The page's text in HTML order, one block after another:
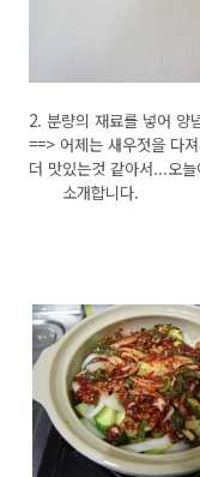
2. 분량의 재료를 넣어 양
==> 어제는 새우젓을 다
더 맛있는것 같아서...오
소개합니다.